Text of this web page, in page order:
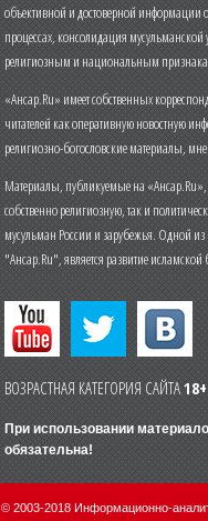
объективной и достоверной информации
процессах, консолидация
религиозным и национальным
«Ансар.Ru» имеет собственных
читателей как оперативную новостную
религиозно-богословские материалы,
Материалы, публикуемые на
собственно религиозную, так и
мусульман России и зарубежья. Одной из
"Ансар.Ru", является развитие
ВОЗРАСТНАЯ КАТЕГОРИЯ САЙТА18+
При использовании
обязательна!
© 2003-2018 Информационно-